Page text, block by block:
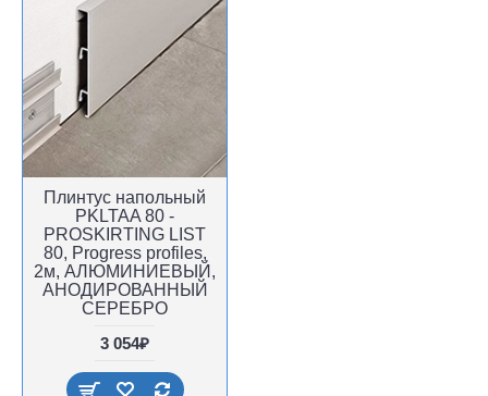
Плинтус напольный
PKLTAA 80 -
PROSKIRTING LIST
80, Progress profiles,
2м, АЛЮМИНИЕВЫЙ,
АНОДИРОВАННЫЙ
СЕРЕБРО
3 054₽